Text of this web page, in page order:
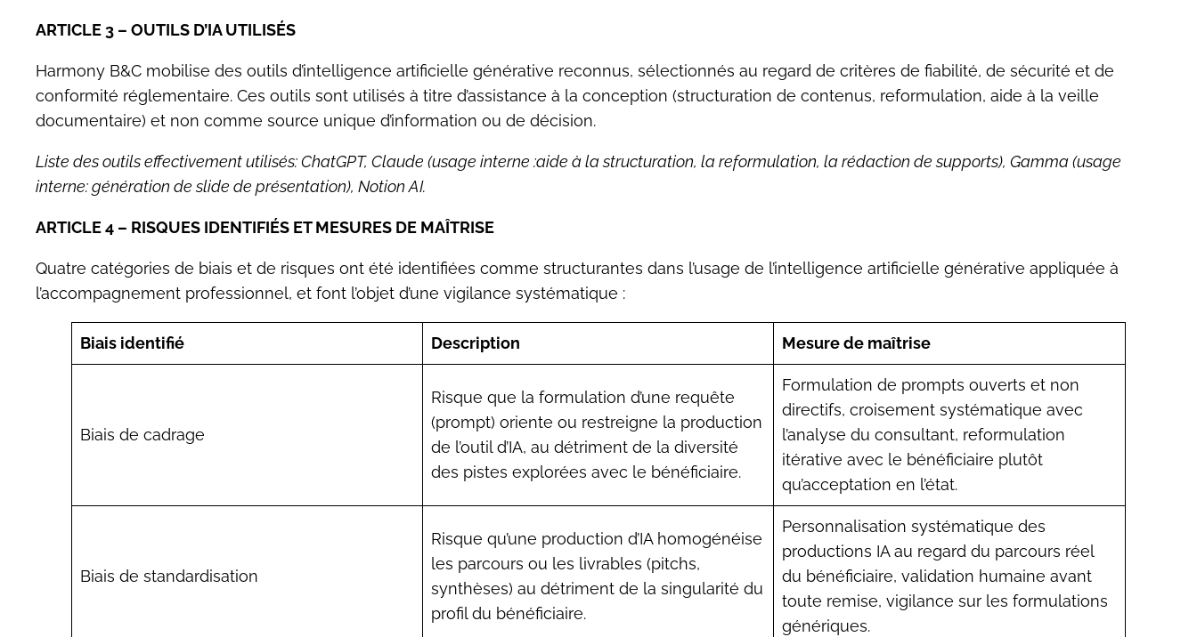
ARTICLE 3 – OUTILS D’IA UTILISÉS
Harmony B&C mobilise des outils d’intelligence artificielle générative reconnus, sélectionnés au regard de critères de fiabilité, de sécurité et de
conformité réglementaire. Ces outils sont utilisés à titre d’assistance à la conception (structuration de contenus, reformulation, aide à la veille
documentaire) et non comme source unique d’information ou de décision.
Liste des outils effectivement utilisés: ChatGPT, Claude (usage interne :aide à la structuration, la reformulation, la rédaction de supports), Gamma (usage
interne: génération de slide de présentation), Notion AI.
ARTICLE 4 – RISQUES IDENTIFIÉS ET MESURES DE MAÎTRISE
Quatre catégories de biais et de risques ont été identifiées comme structurantes dans l’usage de l’intelligence artificielle générative appliquée à
l’accompagnement professionnel, et font l’objet d’une vigilance systématique :
Biais identifié Description Mesure de maîtrise
Biais de cadrage
Risque que la formulation d’une requête
(prompt) oriente ou restreigne la production
de l’outil d’IA, au détriment de la diversité
des pistes explorées avec le bénéficiaire.
Formulation de prompts ouverts et non
directifs, croisement systématique avec
l’analyse du consultant, reformulation
itérative avec le bénéficiaire plutôt
qu’acceptation en l’état.
Biais de standardisation
Risque qu’une production d’IA homogénéise
les parcours ou les livrables (pitchs,
synthèses) au détriment de la singularité du
profil du bénéficiaire.
Personnalisation systématique des
productions IA au regard du parcours réel
du bénéficiaire, validation humaine avant
toute remise, vigilance sur les formulations
génériques.